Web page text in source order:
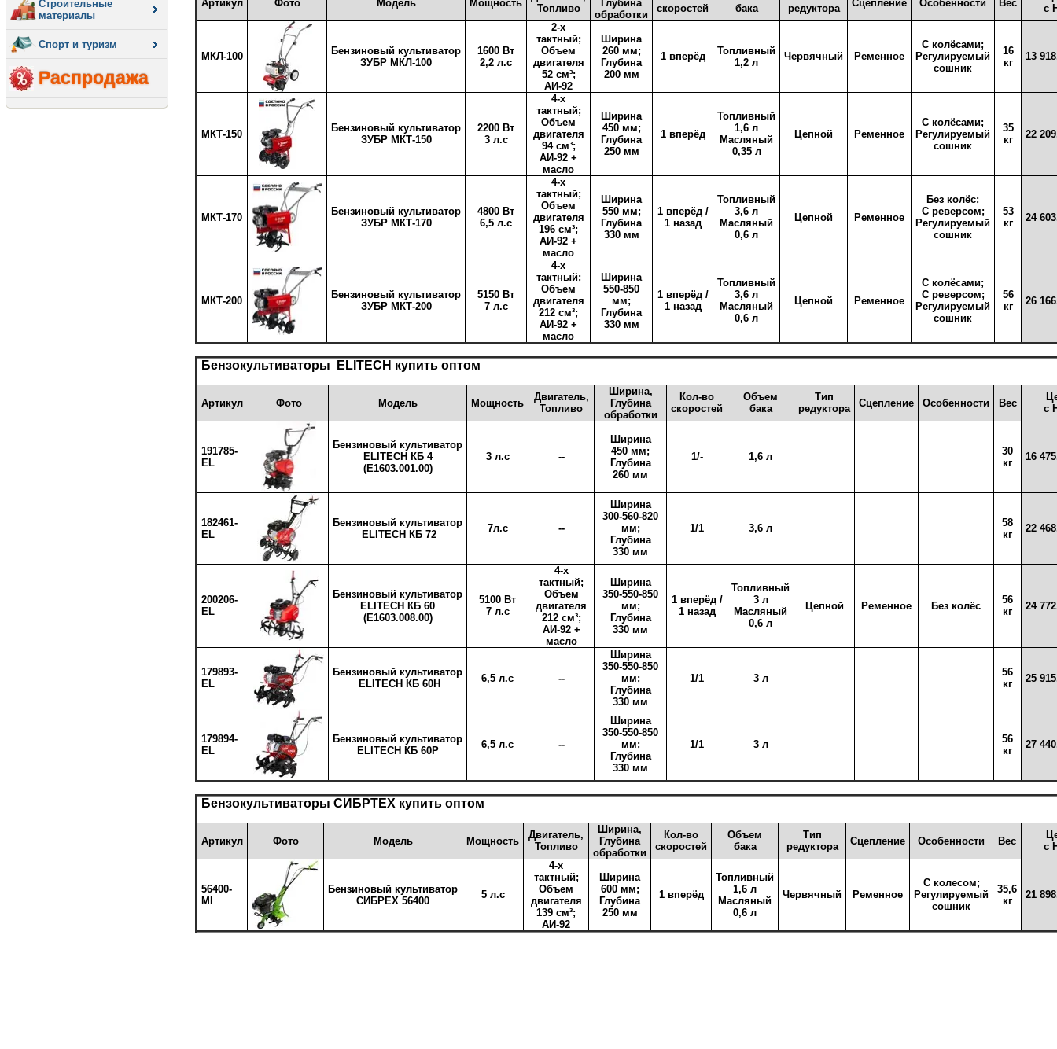
Строительные
материалы
Спорт и туризм
Распродажа
Артикул Фото Модель Мощность
Топливо
Глубина
обработки
скоростей
бака
редуктора
Сцепление Особенности Вес
с
МКЛ-100
Бензиновый культиватор
ЗУБР МКЛ-100
1600 Вт
2,2 л.с
2-х
тактный;
Объем
двигателя
52 см³;
АИ-92
Ширина
260 мм;
Глубина
200 мм
1 вперёд
Топливный
1,2 л
Червячный Ременное
С колёсами;
Регулируемый
сошник
16
кг
13
МКТ-150
Бензиновый культиватор
ЗУБР МКТ-150
2200 Вт
3 л.с
4-х
тактный;
Объем
двигателя
94 см³;
АИ-92 +
масло
Ширина
450 мм;
Глубина
250 мм
1 вперёд
Топливный
1,6 л
Масляный
0,35 л
Цепной Ременное
С колёсами;
Регулируемый
сошник
35
кг
22
МКТ-170
Бензиновый культиватор
ЗУБР МКТ-170
4800 Вт
6,5 л.с
4-х
тактный;
Объем
двигателя
196 см³;
АИ-92 +
масло
Ширина
550 мм;
Глубина
330 мм
1 вперёд /
1 назад
Топливный
3,6 л
Масляный
0,6 л
Цепной Ременное
Без колёс;
С реверсом;
Регулируемый
сошник
53
кг
24
МКТ-200
Бензиновый культиватор
ЗУБР МКТ-200
5150 Вт
7 л.с
4-х
тактный;
Объем
двигателя
212 см³;
АИ-92 +
масло
Ширина
550-850
мм;
Глубина
330 мм
1 вперёд /
1 назад
Топливный
3,6 л
Масляный
0,6 л
Цепной Ременное
С колёсами;
С реверсом;
Регулируемый
сошник
56
кг
26
Бензокультиваторы ELITECH купить оптом
Артикул Фото Модель Мощность
Двигатель,
Топливо
Ширина,
Глубина
обработки
Кол-во
скоростей
Объем
бака
Тип
редуктора
Сцепление Особенности Вес
с
191785-
EL
Бензиновый культиватор
ELITECH КБ 4
(Е1603.001.00)
3 л.с --
Ширина
450 мм;
Глубина
260 мм
1/- 1,6 л
30
кг
16
182461-
EL
Бензиновый культиватор
ELITECH КБ 72
7л.с --
Ширина
300-560-820
мм;
Глубина
330 мм
1/1 3,6 л
58
кг
22
200206-
EL
Бензиновый культиватор
ELITECH КБ 60
(Е1603.008.00)
5100 Вт
7 л.с
4-х
тактный;
Объем
двигателя
212 см³;
АИ-92 +
масло
Ширина
350-550-850
мм;
Глубина
330 мм
1 вперёд /
1 назад
Топливный
3 л
Масляный
0,6 л
Цепной Ременное Без колёс
56
кг
24
179893-
EL
Бензиновый культиватор
ELITECH КБ 60Н
6,5 л.с --
Ширина
350-550-850
мм;
Глубина
330 мм
1/1 3 л
56
кг
25
179894-
EL
Бензиновый культиватор
ELITECH КБ 60Р
6,5 л.с --
Ширина
350-550-850
мм;
Глубина
330 мм
1/1 3 л
56
кг
27
Бензокультиваторы СИБРТЕХ купить оптом
Артикул Фото Модель Мощность
Двигатель,
Топливо
Ширина,
Глубина
обработки
Кол-во
скоростей
Объем
бака
Тип
редуктора
Сцепление Особенности Вес
с
56400-
MI
Бензиновый культиватор
СИБРЕХ 56400
5 л.с
4-х
тактный;
Объем
двигателя
139 см³;
АИ-92
Ширина
600 мм;
Глубина
250 мм
1 вперёд
Топливный
1,6 л
Масляный
0,6 л
Червячный Ременное
С колесом;
Регулируемый
сошник
35,6
кг
21